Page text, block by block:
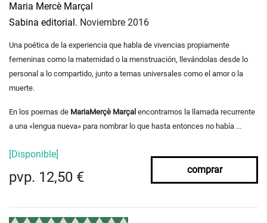
Maria Mercè Marçal
Sabina editorial. Noviembre 2016
Una poética de la experiencia que habla de vivencias propiamente
femeninas como la maternidad o la menstruación, llevándolas desde lo
personal a lo compartido, junto a temas universales como el amor o la
muerte.
En los poemas de MariaMerçè Marçal encontramos la llamada recurrente
a una «lengua nueva» para nombrar lo que hasta entonces no había ...
[Disponible]
pvp. 12,50 € comprar